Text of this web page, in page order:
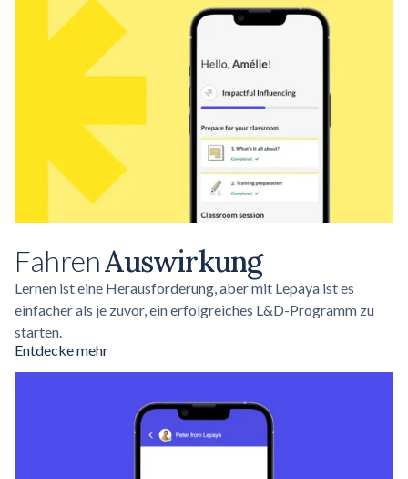
FahrenAuswirkung
Lernen ist eine Herausforderung, aber mit Lepaya ist es
einfacher als je zuvor, ein erfolgreiches L&D-Programm zu
starten.
Entdecke mehr